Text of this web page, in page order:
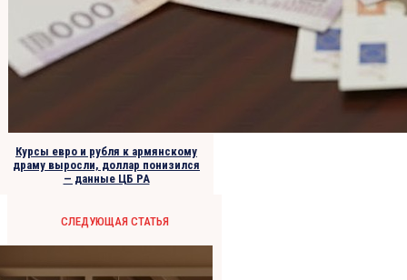
Курсы евро и рубля к армянскому
драму выросли, доллар понизился
— данные ЦБ РА
СЛЕДУЮЩАЯ СТАТЬЯ